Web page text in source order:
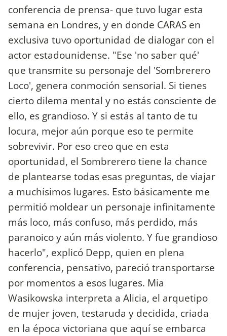
conferencia de prensa- que tuvo lugar esta
semana en Londres, y en donde CARAS en
exclusiva tuvo oportunidad de dialogar con el
actor estadounidense. "Ese 'no saber qué'
que transmite su personaje del 'Sombrerero
Loco', genera conmoción sensorial. Si tienes
cierto dilema mental y no estás consciente de
ello, es grandioso. Y si estás al tanto de tu
locura, mejor aún porque eso te permite
sobrevivir. Por eso creo que en esta
oportunidad, el Sombrerero tiene la chance
de plantearse todas esas preguntas, de viajar
a muchísimos lugares. Esto básicamente me
permitió moldear un personaje infinitamente
más loco, más confuso, más perdido, más
paranoico y aún más violento. Y fue grandioso
hacerlo", explicó Depp, quien en plena
conferencia, pensativo, pareció transportarse
por momentos a esos lugares. Mia
Wasikowska interpreta a Alicia, el arquetipo
de mujer joven, testaruda y decidida, criada
en la época victoriana que aquí se embarca